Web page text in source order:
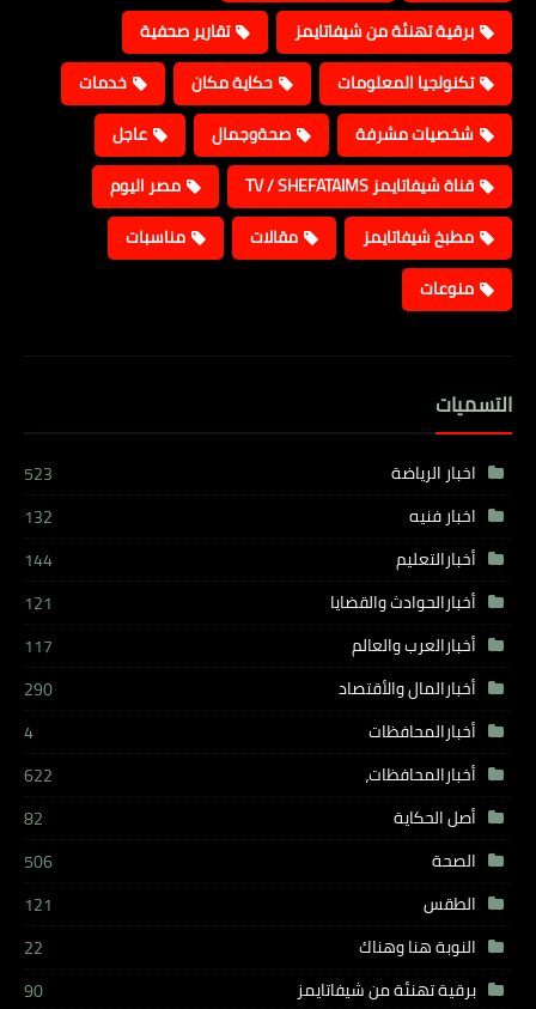
برقية تهنئة من شيفاتايمز
تقارير صحفية
تكنولجيا المعلومات
حكاية مكان
خدمات
شخصيات مشرفة
صحةوجمال
عاجل
قناة شيفاتايمز TV / SHEFATAIMS
مصر اليوم
مطبخ شيفاتايمز
مقالات
مناسبات
منوعات
التسميات
اخبار الرياضة
523
اخبار فنيه
132
أخبارالتعليم
144
أخبارالحوادث والقضايا
121
أخبارالعرب والعالم
117
أخبارالمال والأقتصاد
290
أخبارالمحافظات
4
أخبارالمحافظات،
622
أصل الحكاية
82
الصحة
506
الطقس
121
النوبة هنا وهناك
22
برقية تهنئة من شيفاتايمز
90